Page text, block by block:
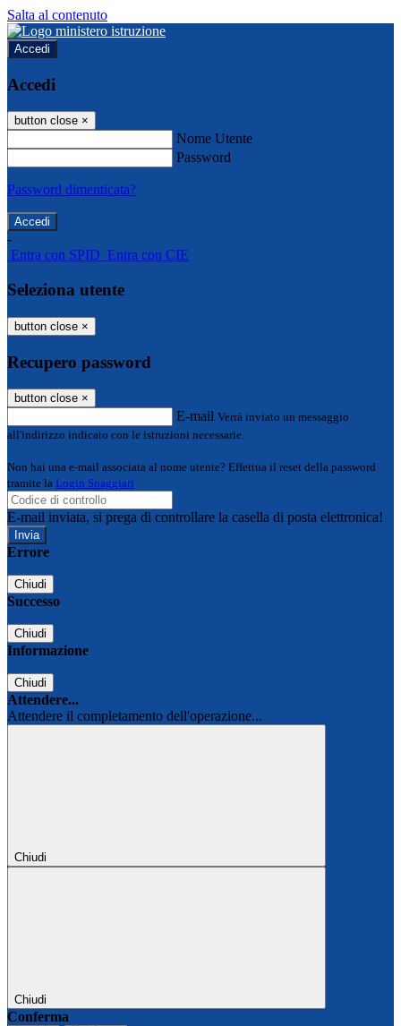
Salta al contenuto
Accedi
Accedi
button close ×
Nome Utente
Password
Password dimenticata?
-
Entra con SPID Entra con CIE
Seleziona utente
button close ×
Recupero password
button close ×
E-mail Verrà inviato un messaggio
all'indirizzo indicato con le istruzioni necessarie.
Non hai una e-mail associata al nome utente? Effettua il reset della password
tramite la Login Spaggiari
E-mail inviata, si prega di controllare la casella di posta elettronica!
Errore
Chiudi
Successo
Chiudi
Informazione
Chiudi
Attendere...
Attendere il completamento dell'operazione...
Chiudi
Chiudi
Conferma